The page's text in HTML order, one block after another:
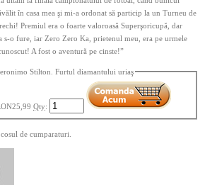
în casa mea şi mi-a ordonat să particip la un Turneu de
Premiul era o foarte valoroasă Superşoricupă, dar
s-o fure, iar Zero Zero Ka, prietenul meu, era pe urmele
A fost o aventură pe cinste!”
Stilton. Furtul diamantului uriaş
Qty:
de cumparaturi.